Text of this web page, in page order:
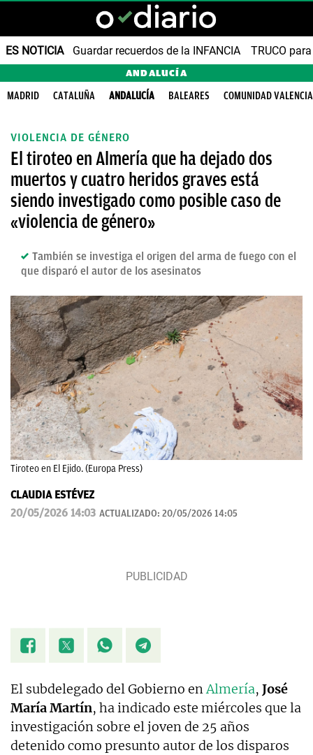
ES NOTICIA Guardar recuerdos de la INFANCIA TRUCO
ANDALUCÍA
MADRID CATALUÑA ANDALUCÍA BALEARES COMUNIDAD
VIOLENCIA DE GÉNERO
El tiroteo en Almería que ha dejado dos
muertos y cuatro heridos graves está
siendo investigado como posible caso de
«violencia de género»
También se investiga el origen del arma de fuego con el
que disparó el autor de los asesinatos
Tiroteo en El Ejido. (Europa Press)
CLAUDIA ESTÉVEZ
20/05/2026 14:03 ACTUALIZADO: 20/05/2026 14:05
El subdelegado del Gobierno enAlmería, José
María Martín, ha indicado este miércoles que la
investigación sobre el joven de 25 años
detenido como presunto autor de los disparos